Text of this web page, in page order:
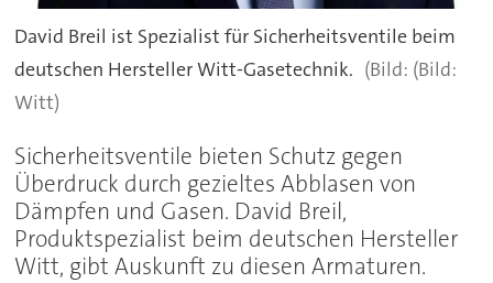
David Breil ist Spezialist für Sicherheitsventile beim
deutschen Hersteller Witt-Gasetechnik.
(Bild:
Witt)
Sicherheitsventile bieten Schutz gegen
Überdruck durch gezieltes Abblasen von
Dämpfen und Gasen. David Breil,
Produktspezialist beim deutschen Hersteller
Witt, gibt Auskunft zu diesen Armaturen.